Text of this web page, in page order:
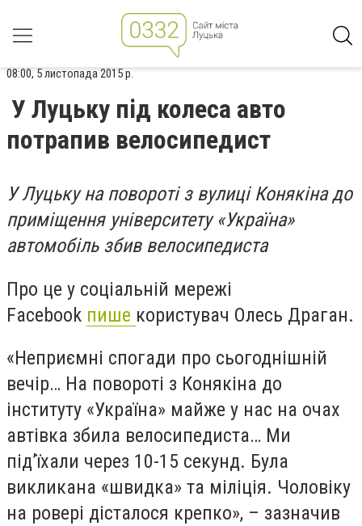
08:00, 5 листопада 2015 р.
У Луцьку під колеса авто
потрапив велосипедист
У Луцьку на повороті з вулиці Конякіна до
приміщення університету «Україна»
автомобіль збив велосипедиста
Про це у соціальній мережі
Facebook пише користувач Олесь Драган.
«Неприємні спогади про сьогоднішній
вечір… На повороті з Конякіна до
інституту «Україна» майже у нас на очах
автівка збила велосипедиста… Ми
під’їхали через 10-15 секунд. Була
викликана «швидка» та міліція. Чоловіку
на ровері дісталося крепко», – зазначив